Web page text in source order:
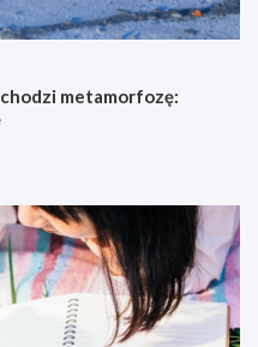
metamorfozę: